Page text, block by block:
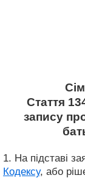
Стаття
запису
1. На підставі
Кодексу, або